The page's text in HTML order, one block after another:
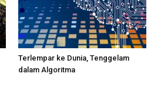
Terlempar ke Dunia, Tenggelam
dalam Algoritma